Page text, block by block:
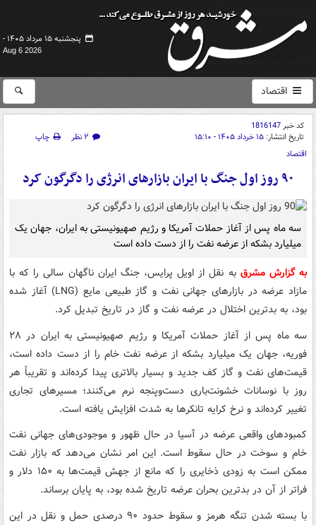
پنجشنبه ۱۵ مرداد ۱۴۰۵ -
Aug 6 2026
اقتصاد
کد خبر1816147
تاریخ انتشار: ۱۵ خرداد ۱۴۰۵ - ۱۵:۱۰ ۲ نظر
چاپ
اقتصاد
۹۰ روز اول جنگ با ایران بازارهای انرژی را دگرگون کرد
سه ماه پس از آغاز حملات آمریکا و رژیم صهیونیستی به ایران، جهان یک
میلیارد بشکه از عرضه نفت را از دست داده است
به گزارش مشرق به نقل از اویل پرایس، جنگ ایران ناگهان سالی را که با
مازاد عرضه در بازارهای جهانی نفت و گاز طبیعی مایع (LNG) آغاز شده
بود، به بدترین اختلال در عرضه نفت و گاز در تاریخ تبدیل کرد.
سه ماه پس از آغاز حملات آمریکا و رژیم صهیونیستی به ایران در ۲۸
فوریه، جهان یک میلیارد بشکه از عرضه نفت خام را از دست داده است،
قیمت‌های نفت و گاز کف جدید و بسیار بالاتری پیدا کرده‌اند و تقریباً هر
روز با نوسانات خشونت‌باری دست‌وپنجه نرم می‌کنند؛ مسیرهای تجاری
تغییر کرده‌اند و نرخ کرایه تانکرها به شدت افزایش یافته است.
کمبودهای واقعی عرضه در آسیا در حال ظهور و موجودی‌های جهانی نفت
خام و سوخت در حال سقوط است. این امر نشان می‌دهد که بازار نفت
ممکن است به زودی ذخایری را که مانع از جهش قیمت‌ها به ۱۵۰ دلار و
فراتر از آن در بدترین بحران عرضه تاریخ شده بود، به پایان برساند.
با بسته شدن تنگه هرمز و سقوط حدود ۹۰ درصدی حمل و نقل در این